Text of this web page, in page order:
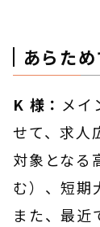
あらた
K 様： メイ
せて、求人
対象となる
む）、短期
また、最近